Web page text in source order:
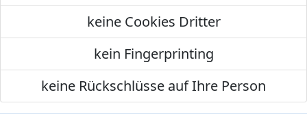
keine Cookies Dritter
kein Fingerprinting
keine Rückschlüsse auf Ihre Person